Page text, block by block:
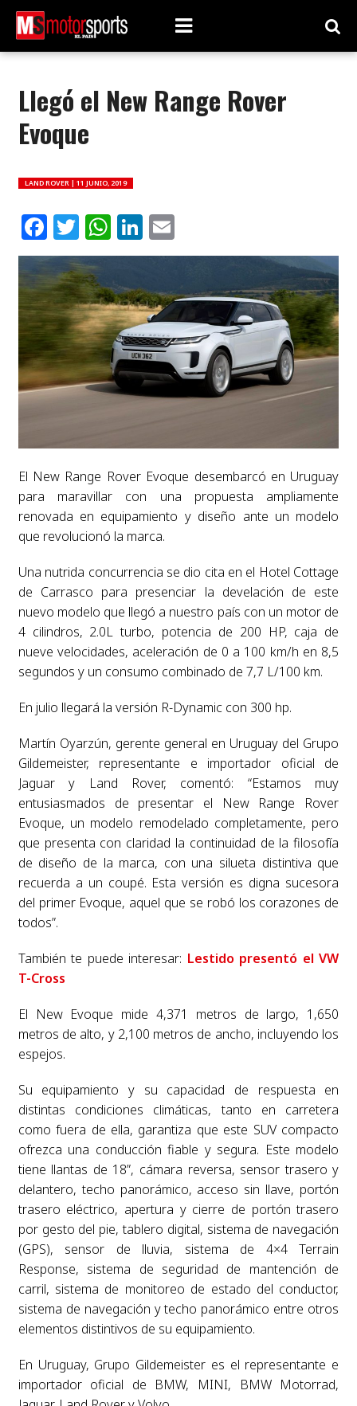
Llegó el New Range Rover
Evoque
LAND ROVER | 11 JUNIO, 2019
Facebook
Twitter
WhatsApp
LinkedIn
Email
El New Range Rover Evoque desembarcó en Uruguay
para maravillar con una propuesta ampliamente
renovada en equipamiento y diseño ante un modelo
que revolucionó la marca.
Una nutrida concurrencia se dio cita en el Hotel Cottage
de Carrasco para presenciar la develación de este
nuevo modelo que llegó a nuestro país con un motor de
4 cilindros, 2.0L turbo, potencia de 200 HP, caja de
nueve velocidades, aceleración de 0 a 100 km/h en 8,5
segundos y un consumo combinado de 7,7 L/100 km.
En julio llegará la versión R-Dynamic con 300 hp.
Martín Oyarzún, gerente general en Uruguay del Grupo
Gildemeister, representante e importador oficial de
Jaguar y Land Rover, comentó: “Estamos muy
entusiasmados de presentar el New Range Rover
Evoque, un modelo remodelado completamente, pero
que presenta con claridad la continuidad de la filosofía
de diseño de la marca, con una silueta distintiva que
recuerda a un coupé. Esta versión es digna sucesora
del primer Evoque, aquel que se robó los corazones de
todos”.
También te puede interesar: Lestido presentó el VW
T-Cross
El New Evoque mide 4,371 metros de largo, 1,650
metros de alto, y 2,100 metros de ancho, incluyendo los
espejos.
Su equipamiento y su capacidad de respuesta en
distintas condiciones climáticas, tanto en carretera
como fuera de ella, garantiza que este SUV compacto
ofrezca una conducción fiable y segura. Este modelo
tiene llantas de 18”, cámara reversa, sensor trasero y
delantero, techo panorámico, acceso sin llave, portón
trasero eléctrico, apertura y cierre de portón trasero
por gesto del pie, tablero digital, sistema de navegación
(GPS), sensor de lluvia, sistema de 4×4 Terrain
Response, sistema de seguridad de mantención de
carril, sistema de monitoreo de estado del conductor,
sistema de navegación y techo panorámico entre otros
elementos distintivos de su equipamiento.
En Uruguay, Grupo Gildemeister es el representante e
importador oficial de BMW, MINI, BMW Motorrad,